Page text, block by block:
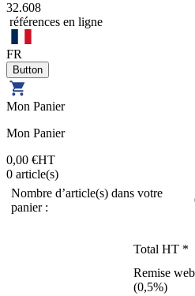
32.608
références en ligne
FR
Mon Panier
Mon Panier
0,00 €HT
0 article(s)
Nombre d’article(s) dans votre
panier :
Total HT *
Remise
(0,5%)